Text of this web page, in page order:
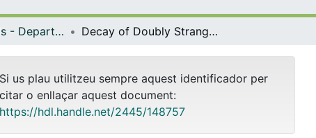
Tesis Doctorals - Departament - Física Quàntica i Astrofísica Decay of Doubly Strange Hypernuclei
Si us plau utilitzeu sempre aquest identificador per
citar o enllaçar aquest document:
https://hdl.handle.net/2445/148757